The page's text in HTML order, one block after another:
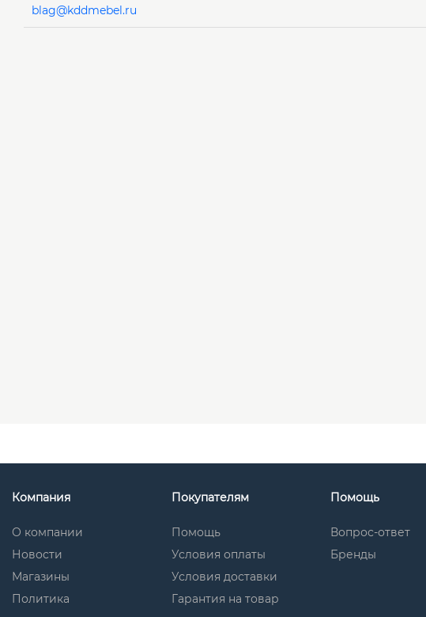
blag@kddmebel.ru
Компания
О компании
Новости
Магазины
Политика
Покупателям
Помощь
Условия оплаты
Условия доставки
Гарантия на товар
Помощь
Вопрос-ответ
Бренды